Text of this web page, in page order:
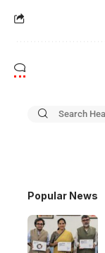
Popular News